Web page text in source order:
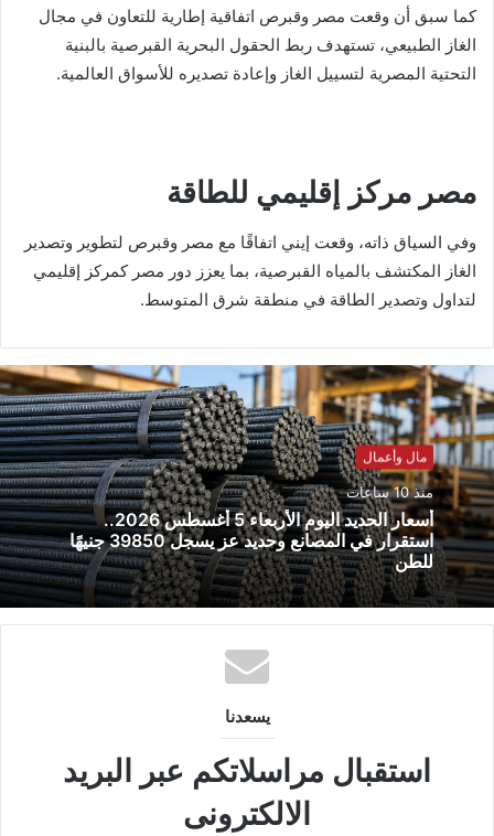
كما سبق أن وقعت مصر وقبرص اتفاقية إطارية للتعاون في مجال
الغاز الطبيعي، تستهدف ربط الحقول البحرية القبرصية بالبنية
التحتية المصرية لتسييل الغاز وإعادة تصديره للأسواق العالمية.
مصر مركز إقليمي للطاقة
وفي السياق ذاته، وقعت إيني اتفاقًا مع مصر وقبرص لتطوير وتصدير
الغاز المكتشف بالمياه القبرصية، بما يعزز دور مصر كمركز إقليمي
لتداول وتصدير الطاقة في منطقة شرق المتوسط.
مال وأعمال
منذ 10 ساعات
أسعار الحديد اليوم الأربعاء 5 أغسطس 2026..
استقرار في المصانع وحديد عز يسجل 39850 جنيهًا
للطن
يسعدنا
استقبال مراسلاتكم عبر البريد
الالكترونى